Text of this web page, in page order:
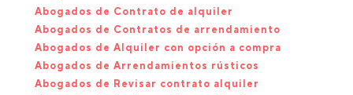
Abogados de Contrato de alquiler
Abogados de Contratos de arrendamiento
Abogados de Alquiler con opción a compra
Abogados de Arrendamientos rústicos
Abogados de Revisar contrato alquiler